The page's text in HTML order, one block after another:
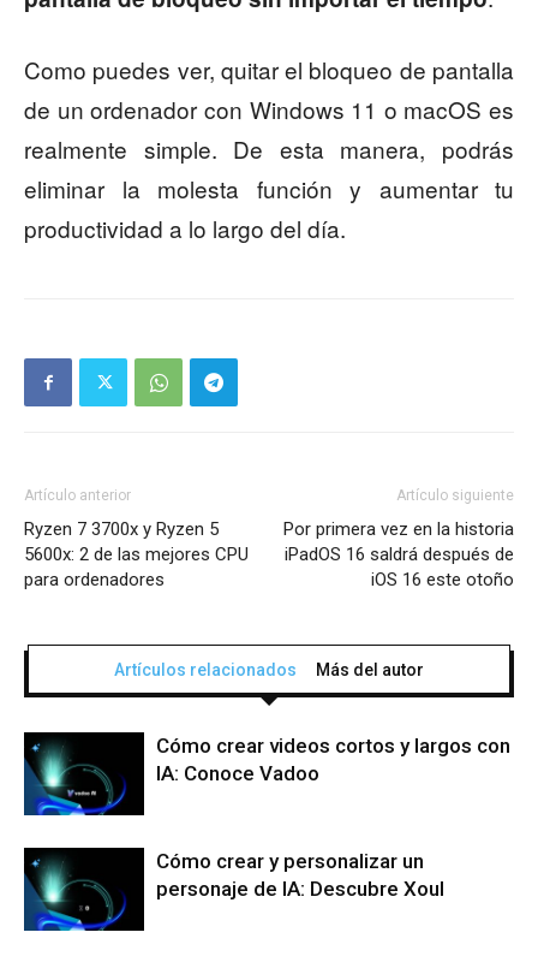
Como puedes ver, quitar el bloqueo de pantalla
de un ordenador con Windows 11 o macOS es
realmente simple. De esta manera, podrás
eliminar la molesta función y aumentar tu
productividad a lo largo del día.
Artículo anterior
Ryzen 7 3700x y Ryzen 5
5600x: 2 de las mejores CPU
para ordenadores
Artículo siguiente
Por primera vez en la historia
iPadOS 16 saldrá después de
iOS 16 este otoño
Artículos relacionados Más del autor
Cómo crear videos cortos y largos con
IA: Conoce Vadoo
Cómo crear y personalizar un
personaje de IA: Descubre Xoul